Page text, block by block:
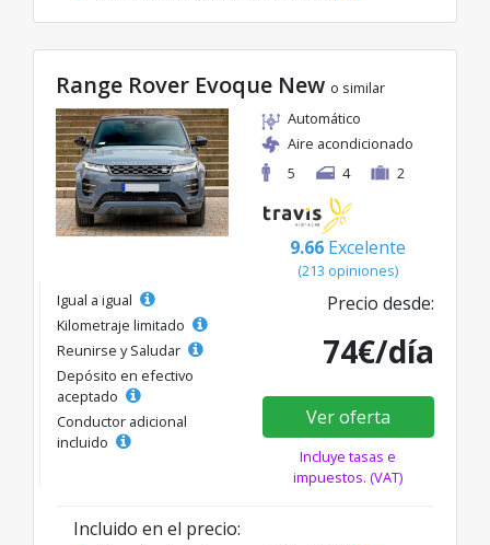
Range Rover Evoque New o similar
Automático
Aire acondicionado
5
4 2
9.66 Excelente
(213 opiniones)
Igual a igual
Kilometraje limitado
Reunirse y Saludar
Depósito en efectivo
aceptado
Conductor adicional
incluido
Precio desde:
74€/día
Ver oferta
Incluye tasas e
impuestos. (VAT)
Incluido en el precio: